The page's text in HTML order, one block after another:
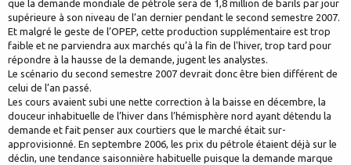
que la demande mondiale de pétrole sera de 1,8 million de barils par jour
supérieure à son niveau de l’an dernier pendant le second semestre 2007.
Et malgré le geste de l’OPEP, cette production supplémentaire est trop
faible et ne parviendra aux marchés qu’à la fin de l'hiver, trop tard pour
répondre à la hausse de la demande, jugent les analystes.
Le scénario du second semestre 2007 devrait donc être bien différent de
celui de l’an passé.
Les cours avaient subi une nette correction à la baisse en décembre, la
douceur inhabituelle de l’hiver dans l’hémisphère nord ayant détendu la
demande et fait penser aux courtiers que le marché était sur-
approvisionné. En septembre 2006, les prix du pétrole étaient déjà sur le
déclin, une tendance saisonnière habituelle puisque la demande marque